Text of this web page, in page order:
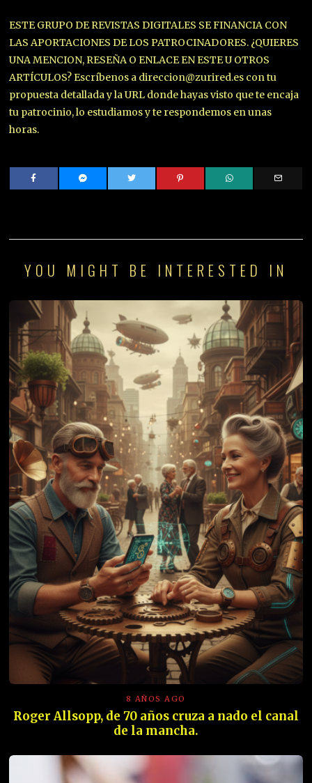
ESTE GRUPO DE REVISTAS DIGITALES SE FINANCIA CON
LAS APORTACIONES DE LOS PATROCINADORES. ¿QUIERES
UNA MENCION, RESEÑA O ENLACE EN ESTE U OTROS
ARTÍCULOS? Escríbenos a direccion@zurired.es con tu
propuesta detallada y la URL donde hayas visto que te encaja
tu patrocinio, lo estudiamos y te respondemos en unas
horas.
YOU MIGHT BE INTERESTED IN
8 AÑOS AGO
Roger Allsopp, de 70 años cruza a nado el canal
de la mancha.